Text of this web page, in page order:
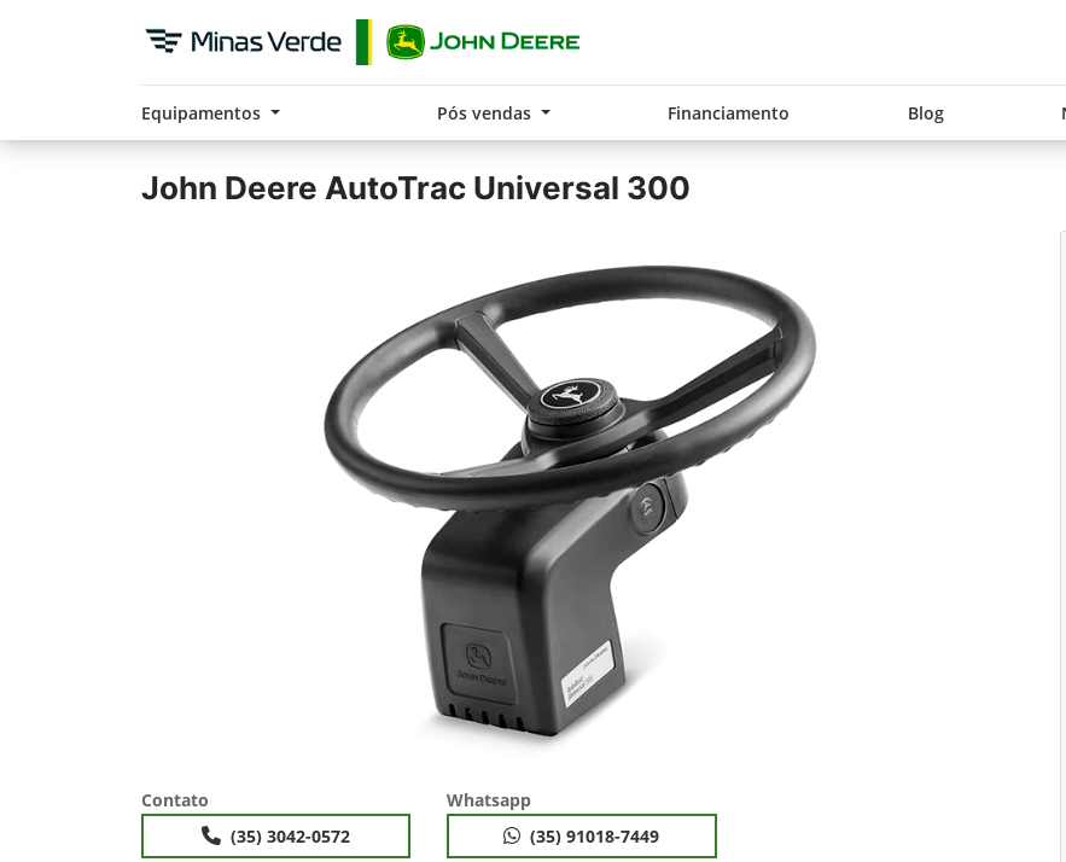
Equipamentos Pós vendas Financiamento Blog
John Deere AutoTrac Universal 300
Contato
(35) 3042-0572
Whatsapp
(35) 91018-7449